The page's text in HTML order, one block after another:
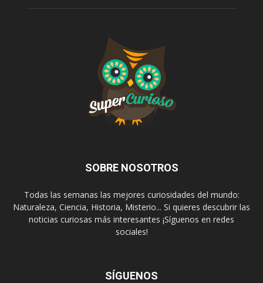
SOBRE NOSOTROS
Todas las semanas las mejores curiosidades del mundo:
Naturaleza, Ciencia, Historia, Misterio... Si quieres descubrir las
noticias curiosas más interesantes ¡Síguenos en redes
sociales!
SÍGUENOS